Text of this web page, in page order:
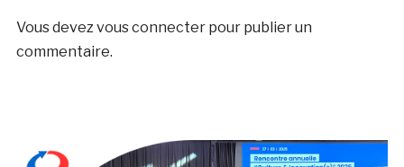
Vous devezvous connecterpour publier un
commentaire.